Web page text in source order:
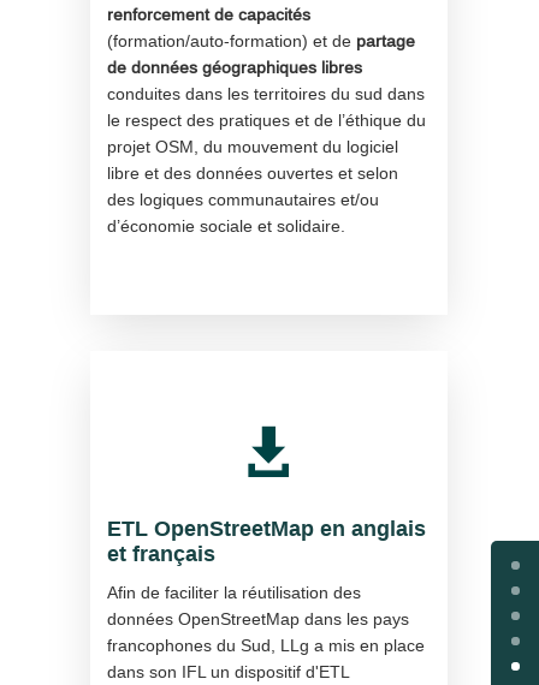
renforcement de capacités
(formation/auto-formation) et de partage
de données géographiques libres
conduites dans les territoires du sud dans
le respect des pratiques et de l’éthique du
projet OSM, du mouvement du logiciel
libre et des données ouvertes et selon
des logiques communautaires et/ou
d’économie sociale et solidaire.

ETL OpenStreetMap en anglais
et français
Afin de faciliter la réutilisation des
données OpenStreetMap dans les pays
francophones du Sud, LLg a mis en place
dans son IFL un dispositif d'ETL